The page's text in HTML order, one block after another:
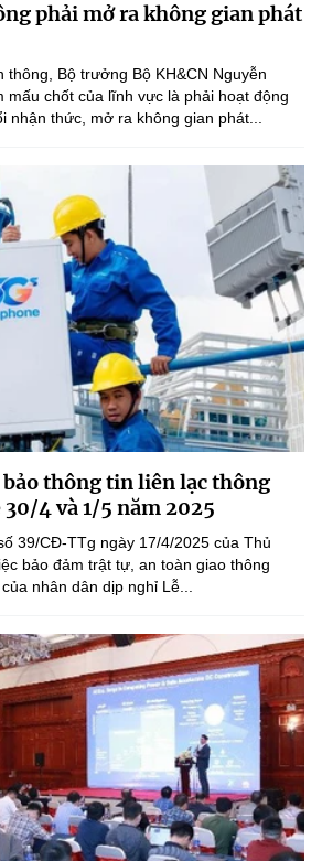
phải mở ra không gian phát
thông, Bộ trưởng Bộ KH&CN Nguyễn
mấu chốt của lĩnh vực là phải hoạt động
nhận thức, mở ra không gian phát...
bảo thông tin liên lạc thông
4 và 1/5 năm 2025
39/CĐ-TTg ngày 17/4/2025 của Thủ
bảo đảm trật tự, an toàn giao thông
nhân dân dịp nghỉ Lễ...